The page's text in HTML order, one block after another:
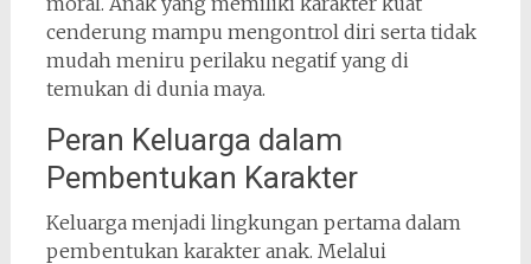
cenderung mampu mengontrol diri serta tidak
mudah meniru perilaku negatif yang di
temukan di dunia maya.
Peran Keluarga dalam
Pembentukan Karakter
Keluarga menjadi lingkungan pertama dalam
pembentukan karakter anak. Melalui